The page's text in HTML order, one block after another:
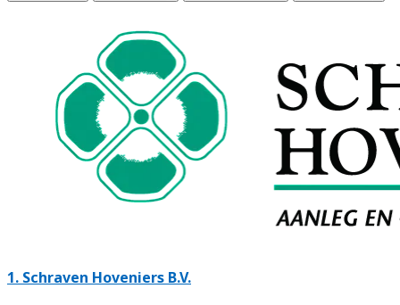
1. Schraven Hoveniers B.V.